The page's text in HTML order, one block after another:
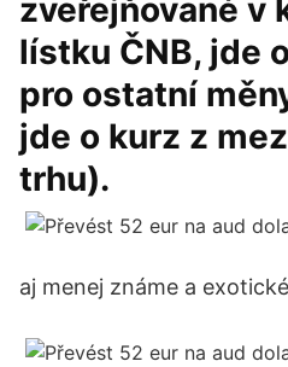
zveřejňované v
lístku ČNB, jde
pro ostatní
jde o kurz z
trhu).
aj menej známe a